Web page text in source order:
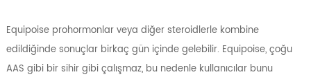
Equipoise prohormonlar veya diğer steroidlerle kombine
edildiğinde sonuçlar birkaç gün içinde gelebilir. Equipoise, çoğu
AAS gibi bir sihir gibi çalışmaz, bu nedenle kullanıcılar bunu